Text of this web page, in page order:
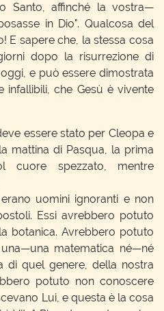
Santo, affinché la vostra—
in Dio". Qualcosa del
E sapere che, la stessa cosa
dopo la risurrezione di
e può essere dimostrata
che Gesù è vivente
essere stato per Cleopa e
mattina di Pasqua, la prima
cuore spezzato, mentre
uomini ignoranti e non
Essi avrebbero potuto
botanica. Avrebbero potuto
matematica né—né
di quel genere, della nostra
potuto non conoscere
Lui, e questa è la cosa